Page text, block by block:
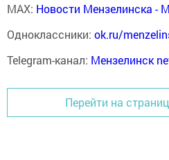
MAX: Новости Мензелинска -
Одноклассники: ok.ru/
Telegram-канал: Мензелинск
Перейти на